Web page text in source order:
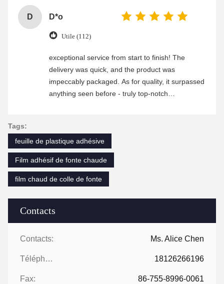
Contacts
Contacts: Ms. Alice Chen
Téléphone: 18126266196
Fax: 86-755-8996-0061
D D*o
Utile (112)
exceptional service from start to finish! The
delivery was quick, and the product was
impeccably packaged. As for quality, it surpassed
anything seen before - truly top-notch
Tags:
feuille de plastique adhésive
Film adhésif de fonte chaude
film chaud de colle de fonte